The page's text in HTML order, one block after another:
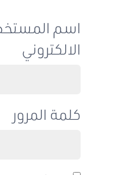
اسم المستخدم
الالكتروني
كلمة المرور